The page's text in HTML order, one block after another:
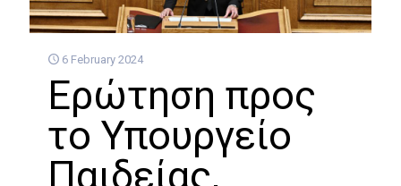
6 February 2024
Ερώτηση προς
το Υπουργείο
Παιδείας,